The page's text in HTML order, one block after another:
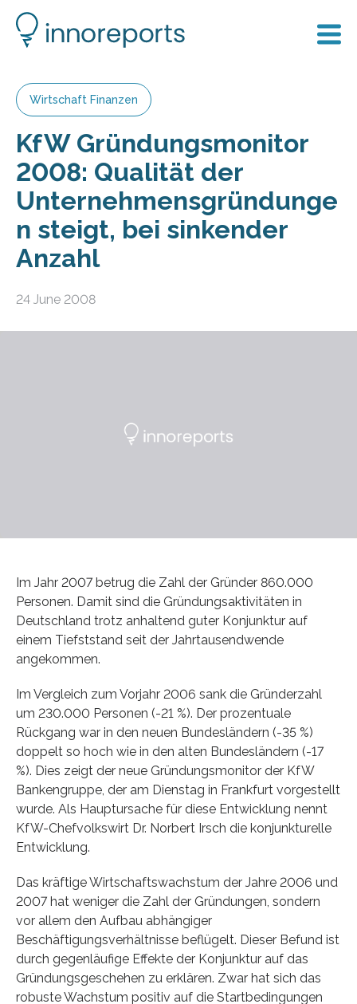
Wirtschaft Finanzen
KfW Gründungsmonitor
2008: Qualität der
Unternehmensgründunge
n steigt, bei sinkender
Anzahl
24 June 2008
Im Jahr 2007 betrug die Zahl der Gründer 860.000
Personen. Damit sind die Gründungsaktivitäten in
Deutschland trotz anhaltend guter Konjunktur auf
einem Tiefststand seit der Jahrtausendwende
angekommen.
Im Vergleich zum Vorjahr 2006 sank die Gründerzahl
um 230.000 Personen (-21 %). Der prozentuale
Rückgang war in den neuen Bundesländern (-35 %)
doppelt so hoch wie in den alten Bundesländern (-17
%). Dies zeigt der neue Gründungsmonitor der KfW
Bankengruppe, der am Dienstag in Frankfurt vorgestellt
wurde. Als Hauptursache für diese Entwicklung nennt
KfW-Chefvolkswirt Dr. Norbert Irsch die konjunkturelle
Entwicklung.
Das kräftige Wirtschaftswachstum der Jahre 2006 und
2007 hat weniger die Zahl der Gründungen, sondern
vor allem den Aufbau abhängiger
Beschäftigungsverhältnisse beflügelt. Dieser Befund ist
durch gegenläufige Effekte der Konjunktur auf das
Gründungsgeschehen zu erklären. Zwar hat sich das
robuste Wachstum positiv auf die Startbedingungen